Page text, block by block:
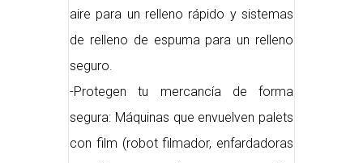
aire para un relleno rápido y sistemas
de relleno de espuma para un relleno
seguro.
-Protegen tu mercancía de forma
segura: Máquinas que envuelven palets
con film (robot filmador, enfardadoras